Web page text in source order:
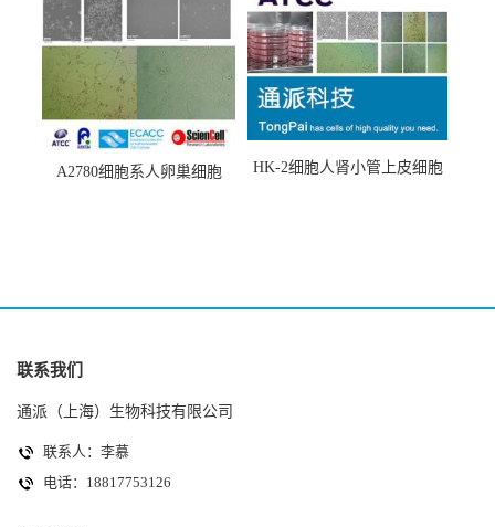
A2780细胞系人卵巢细胞
HK-2细胞人肾小管上皮细胞
联系我们
通派（上海）生物科技有限公司
联系人：李慕
电话：18817753126